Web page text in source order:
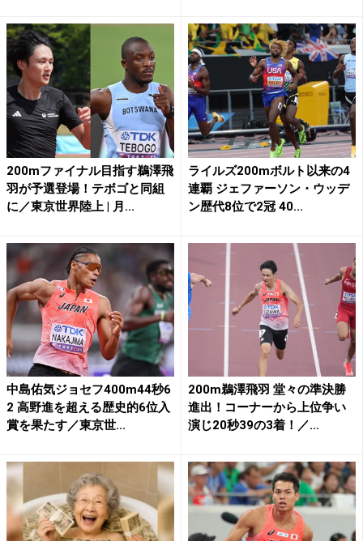
200mファイナル目指す鵜澤飛
羽が予選登場！テボゴと同組
に／東京世界陸上 | 月...
ライルズ200mボルト以来の4
連覇 ジェファーソン・ウッデ
ン歴代8位で2冠 40...
中島佑気ジョセフ400m44秒6
2 高野進を超える歴史的6位入
賞を果たす／東京世...
200m鵜澤飛羽 堂々の準決勝
進出！コーナーから上位争い
演じ20秒39の3着！／...